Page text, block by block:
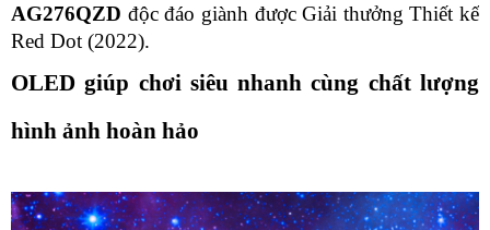
AG276QZD độc đáo giành được Giải thưởng Thiết kế
Red Dot (2022).
OLED giúp chơi siêu nhanh cùng chất lượng
hình ảnh hoàn hảo